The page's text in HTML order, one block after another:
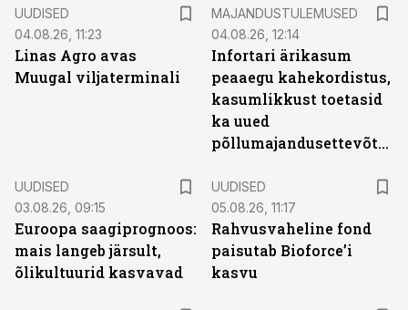
UUDISED
04.08.26, 11:23
Linas Agro avas
Muugal viljaterminali
MAJANDUSTULEMUSED
04.08.26, 12:14
Infortari ärikasum
peaaegu kahekordistus,
kasumlikkust toetasid
ka uued
põllumajandusettevõtted
UUDISED
03.08.26, 09:15
Euroopa saagiprognoos:
mais langeb järsult,
õlikultuurid kasvavad
UUDISED
05.08.26, 11:17
Rahvusvaheline fond
paisutab Bioforce’i
kasvu